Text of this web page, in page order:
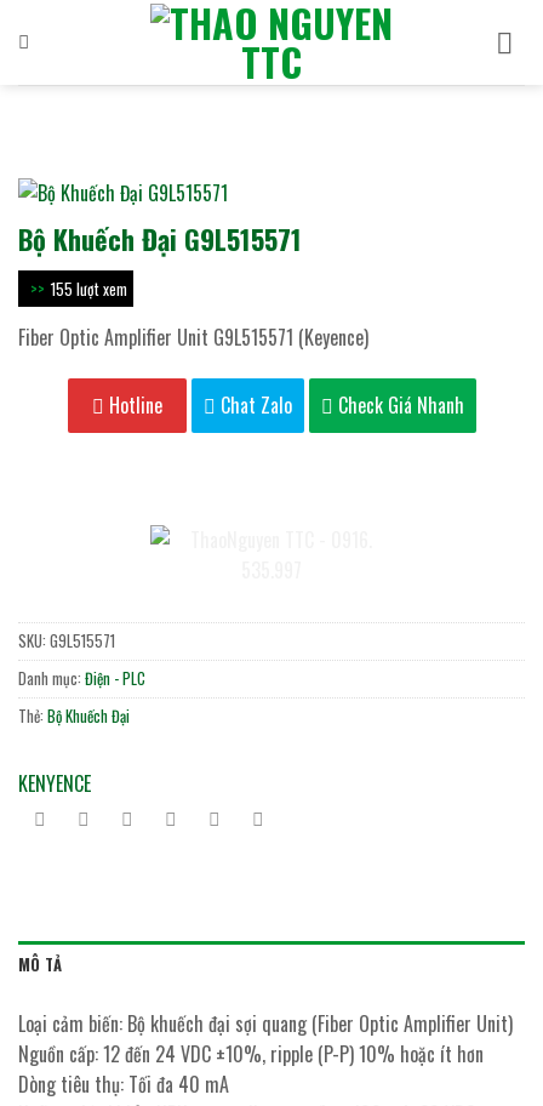
qua
Bộ Khuếch Đại G9L515571
155 lượt xem
Fiber Optic Amplifier Unit G9L515571 (Keyence)
Hotline Chat Zalo Check Giá Nhanh
SKU: G9L515571
Danh mục: Điện - PLC
Thẻ: Bộ Khuếch Đại
KENYENCE
MÔ TẢ
Loại cảm biến: Bộ khuếch đại sợi quang (Fiber Optic Amplifier Unit)
Nguồn cấp: 12 đến 24 VDC ±10%, ripple (P-P) 10% hoặc ít hơn
Dòng tiêu thụ: Tối đa 40 mA